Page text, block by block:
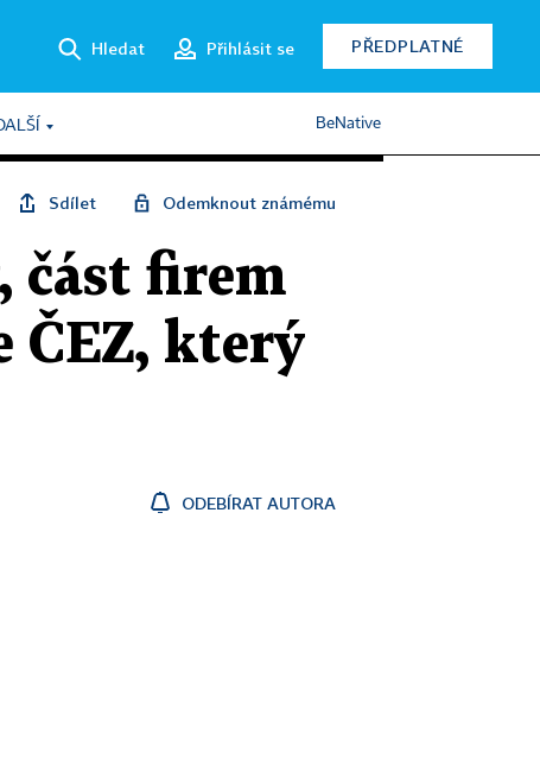
Hledat Přihlásit se PŘEDPLATNÉ
BeNative
Sdílet Odemknout známému
část firem
ČEZ, který
ODEBÍRAT AUTORA